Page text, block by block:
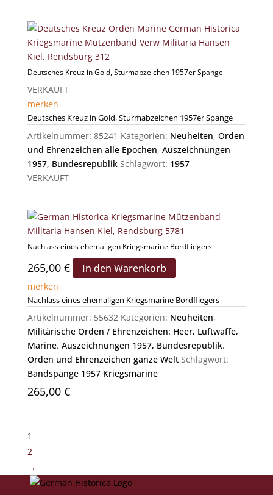
Deutsches Kreuz in Gold, Sturmabzeichen 1957er Spange
VERKAUFT
merken
Deutsches Kreuz in Gold, Sturmabzeichen 1957er Spange
Artikelnummer: 85241 Kategorien: Neuheiten, Orden
und Ehrenzeichen alle Epochen, Auszeichnungen
1957, Bundesrepublik Schlagwort: 1957
VERKAUFT
Nachlass eines ehemaligen Kriegsmarine Bordfliegers
265,00 € In den Warenkorb
merken
Nachlass eines ehemaligen Kriegsmarine Bordfliegers
Artikelnummer: 55632 Kategorien: Neuheiten,
Militärische Orden / Ehrenzeichen: Heer, Luftwaffe,
Marine, Auszeichnungen 1957, Bundesrepublik,
Orden und Ehrenzeichen ganze Welt Schlagwort:
Bandspange 1957 Kriegsmarine
265,00 €
1
2
→